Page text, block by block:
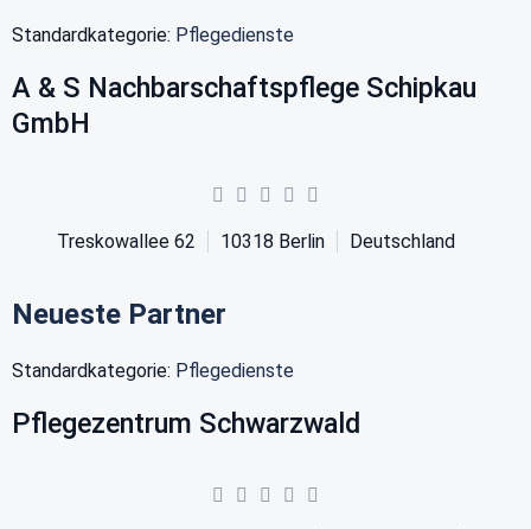
Standardkategorie: Pflegedienste
A & S Nachbarschaftspflege Schipkau
GmbH
Treskowallee 62 10318 Berlin Deutschland
Neueste Partner
Standardkategorie: Pflegedienste
Pflegezentrum Schwarzwald